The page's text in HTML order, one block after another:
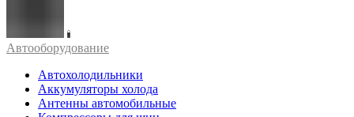
Автооборудование
Автохолодильники
Аккумуляторы холода
Антенны автомобильные